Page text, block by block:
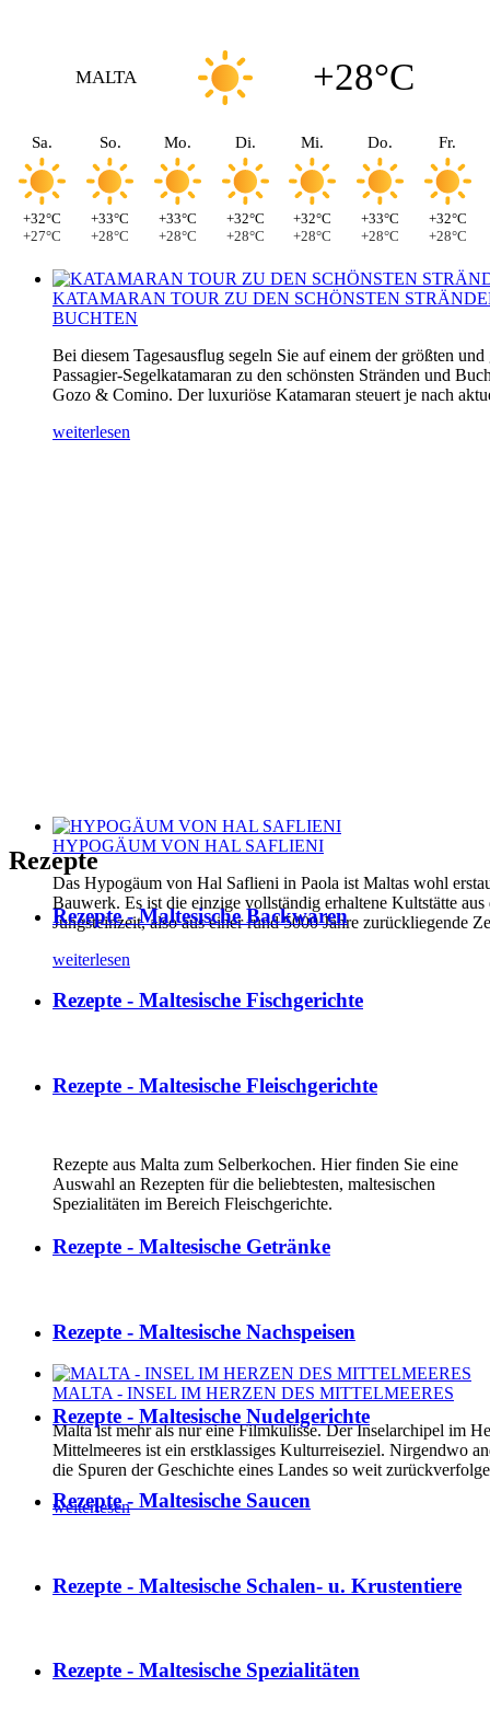
MALTA +28°C
Sa.
+32°C
+27°C
So.
+33°C
+28°C
Mo.
+33°C
+28°C
Di.
+32°C
+28°C
Mi.
+32°C
+28°C
Do.
+33°C
+28°C
Fr.
+32°C
+28°C
KATAMARAN TOUR ZU DEN SCHÖNSTEN
BUCHTEN
Bei diesem Tagesausflug segeln Sie auf einem der größten und
Passagier-Segelkatamaran zu den schönsten Stränden und
Gozo & Comino. Der luxuriöse Katamaran steuert je nach
weiterlesen
HYPOGÄUM VON HAL SAFLIENI
Das Hypogäum von Hal Saflieni in Paola ist Maltas wohl
Bauwerk. Es ist die einzige vollständig erhaltene Kultstätte aus
Jungsteinzeit, also aus einer rund 5000 Jahre zurückliegende
weiterlesen
MALTA - INSEL IM HERZEN DES MITTELMEERES
Malta ist mehr als nur eine Filmkulisse. Der Inselarchipel im
Mittelmeeres ist ein erstklassiges Kulturreiseziel. Nirgendwo
die Spuren der Geschichte eines Landes so weit
weiterlesen
Rezepte
Rezepte - Maltesische Backwaren
Rezepte - Maltesische Fischgerichte
Rezepte - Maltesische Fleischgerichte
Rezepte aus Malta zum Selberkochen. Hier finden Sie eine
Auswahl an Rezepten für die beliebtesten, maltesischen
Spezialitäten im Bereich Fleischgerichte.
Rezepte - Maltesische Getränke
Rezepte - Maltesische Nachspeisen
Rezepte - Maltesische Nudelgerichte
Rezepte - Maltesische Saucen
Rezepte - Maltesische Schalen- u. Krustentiere
Rezepte - Maltesische Spezialitäten